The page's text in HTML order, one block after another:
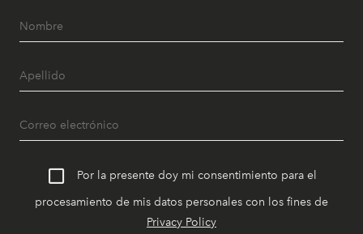
Por la presente doy mi consentimiento para el
procesamiento de mis datos personales con los fines de
Privacy Policy